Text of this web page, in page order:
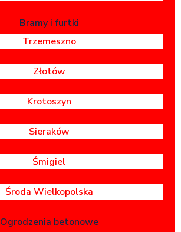
Bramy i furtki
Trzemeszno
Złotów
Krotoszyn
Sieraków
Śmigiel
Środa Wielkopolska
Ogrodzenia betonowe